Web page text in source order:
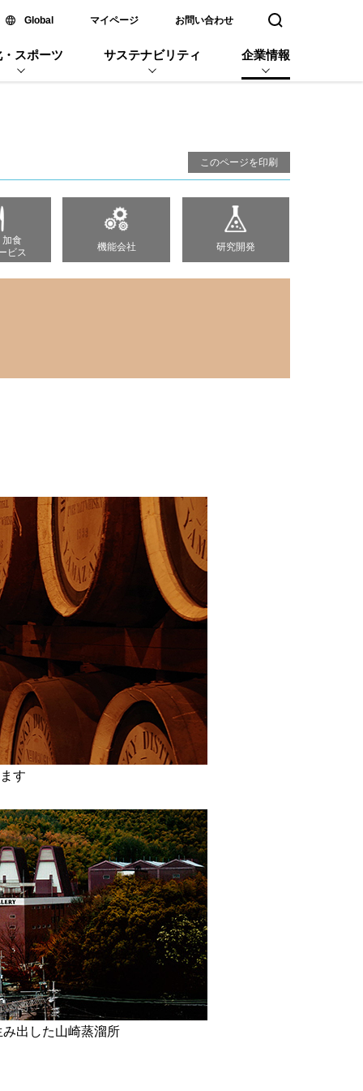
Global新しいウィンドウで開く
マイページ お問い合わせ 検索窓を開く
スポーツ サステナビリティ 企業情報
このページを印刷
食
ビス
機能会社 研究開発
す
出した山崎蒸溜所